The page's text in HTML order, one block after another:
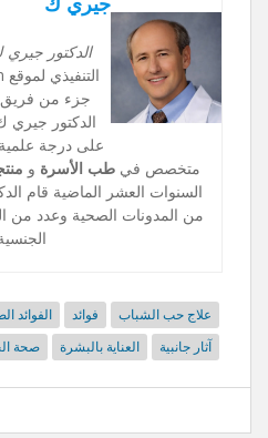
الدكتور
الدكتور
على درجة علمية
متخصص في طب الأسرة و
السنوات العشر الماضية قام
من المدونات الصحية وعدد من
علاج حب الشباب فوائد الفوائد
آثار جانبية
العناية بالبشرة صحة